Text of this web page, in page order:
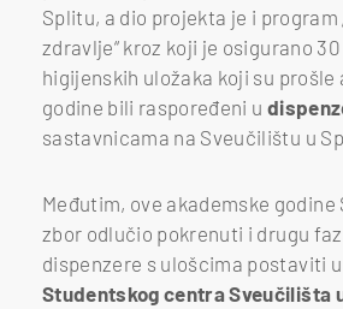
Splitu, a dio projekta je i program
zdravlje“ kroz koji je osigurano
higijenskih uložaka koji su prošle
godine bili raspoređeni u
sastavnicama na Sveučilištu u
Međutim, ove akademske godine
zbor odlučio pokrenuti i drugu
dispenzere s ulošcima postaviti
Studentskog centra Sveučilišta